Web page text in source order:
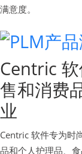
满意度。
Centric
售和消费
业
Centric 软件专为时
品和个人护理品、